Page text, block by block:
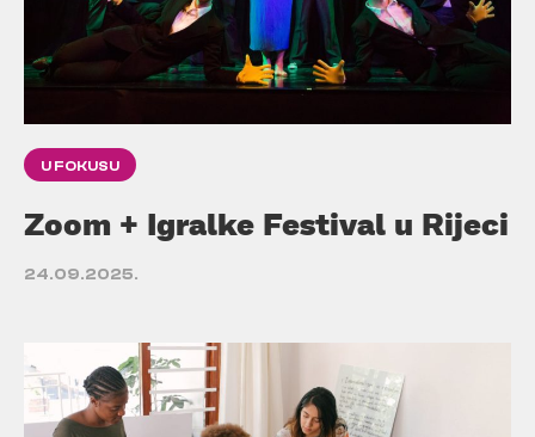
U FOKUSU
Zoom + Igralke Festival u Rijeci
24.09.2025.